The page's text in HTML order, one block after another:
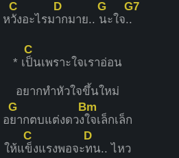
ห
C
วังอะไรม
D
ากมาย..
G
นะใจ.
G7
.
* เ
C
ป็นเพราะใจเราอ่อน
อยากทำหัวใจขึ้นใหม่
อ
G
ยากตบแต่งดวง
Bm
ใจเล็กเล็ก
ให้แ
C
ข็งแรงพอจะ
D
ทน.. ไหว